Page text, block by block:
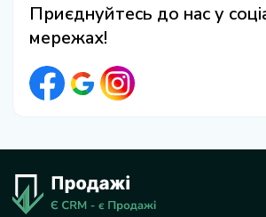
Приєднуйтесь до нас у
мережах!